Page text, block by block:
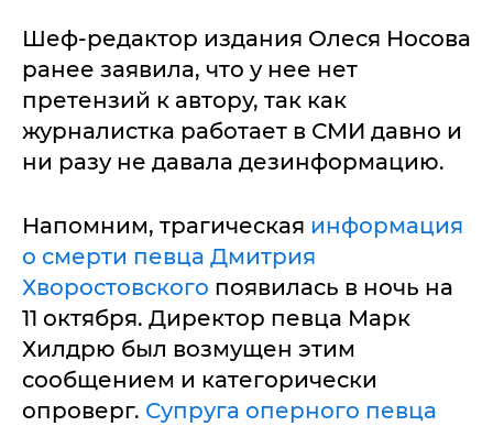
Шеф-редактор издания Олеся Носова
ранее заявила, что у нее нет
претензий к автору, так как
журналистка работает в СМИ давно и
ни разу не давала дезинформацию.
Напомним, трагическая информация
о смерти певца Дмитрия
Хворостовского появилась в ночь на
11 октября. Директор певца Марк
Хилдрю был возмущен этим
сообщением и категорически
опроверг. Супруга оперного певца